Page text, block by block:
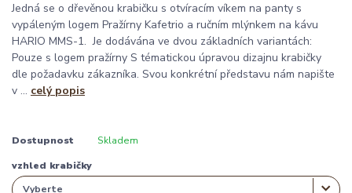
Jedná se o dřevěnou krabičku s otvíracím víkem na panty s
vypáleným logem Pražírny Kafetrio a ručním mlýnkem na kávu
HARIO MMS-1. Je dodávána ve dvou základních variantách:
Pouze s logem pražírny S tématickou úpravou dizajnu krabičky
dle požadavku zákazníka. Svou konkrétní představu nám napište
v ... celý popis
Dostupnost Skladem
vzhled krabičky